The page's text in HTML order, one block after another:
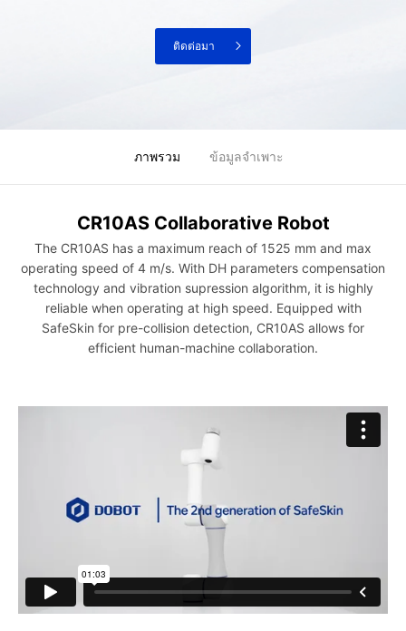
ติดต่อมา
ภาพรวม ข้อมูลจำเพาะ
CR10AS Collaborative Robot
The CR10AS has a maximum reach of 1525 mm and max
operating speed of 4 m/s. With DH parameters compensation
technology and vibration supression algorithm, it is highly
reliable when operating at high speed. Equipped with
SafeSkin for pre-collision detection, CR10AS allows for
efficient human-machine collaboration.